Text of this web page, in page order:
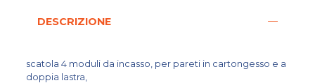
DESCRIZIONE
scatola 4 moduli da incasso, per pareti in cartongesso e a
doppia lastra,